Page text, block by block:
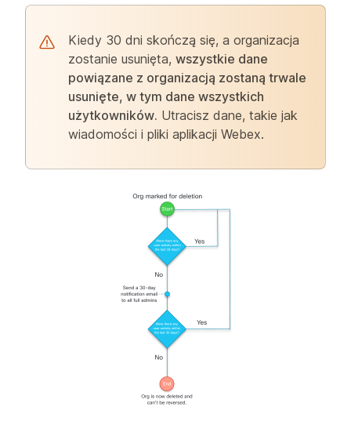
Kiedy 30 dni skończą się, a organizacja
zostanie usunięta, wszystkie dane
powiązane z organizacją zostaną trwale
usunięte, w tym dane wszystkich
użytkowników. Utracisz dane, takie jak
wiadomości i pliki aplikacji Webex.